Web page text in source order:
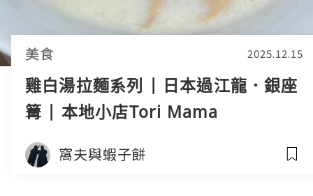
美食 2025.12.15
雞白湯拉麵系列 | 日本過江龍．銀座
篝 | 本地小店Tori Mama
窩夫與蝦子餅